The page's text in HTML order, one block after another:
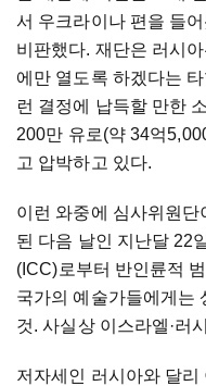
서 우크라이나 편을 들
비판했다. 재단은 러시
에만 열도록 하겠다는
런 결정에 납득할 만한
200만 유로(약 34억
고 압박하고 있다.
이런 와중에 심사위원
된 다음 날인 지난달 22
(ICC)로부터 반인륜적
국가의 예술가들에게는
것. 사실상 이스라엘·러
저자세인 러시아와 달